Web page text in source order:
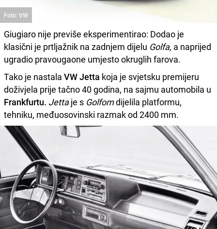
Foto: VW
Giugiaro nije previše eksperimentirao: Dodao je
klasični je prtljažnik na zadnjem dijelu Golfa, a naprijed
ugradio pravougaone umjesto okruglih farova.
Tako je nastala VW Jetta koja je svjetsku premijeru
doživjela prije tačno 40 godina, na sajmu automobila u
Frankfurtu. Jettaje s Golfomdijelila platformu,
tehniku, međuosovinski razmak od 2400 mm.